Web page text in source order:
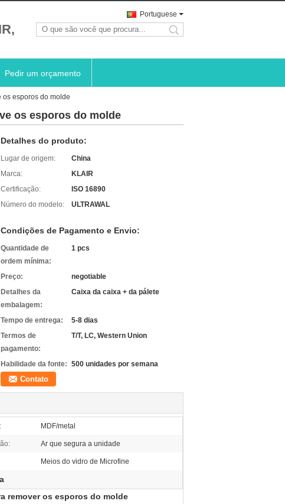
Portuguese
search
Pedir um orçamento
esporos do molde
os esporos do molde
Detalhes do produto:
Lugar de origem:
China
Marca:
KLAIR
Certificação:
ISO 16890
Número do modelo:
ULTRAWAL
Condições de Pagamento e Envio:
Quantidade de
ordem mínima:
1 pcs
Preço:
negotiable
Detalhes da
embalagem:
Caixa da caixa + da pálete
Tempo de entrega:
5-8 dias
Termos de
pagamento:
T/T, LC, Western Union
Habilidade da fonte: 500 unidades por semana
Contato
MDF/metal
Ar que segura a unidade
Meios do vidro de Microfine
remover os esporos do molde